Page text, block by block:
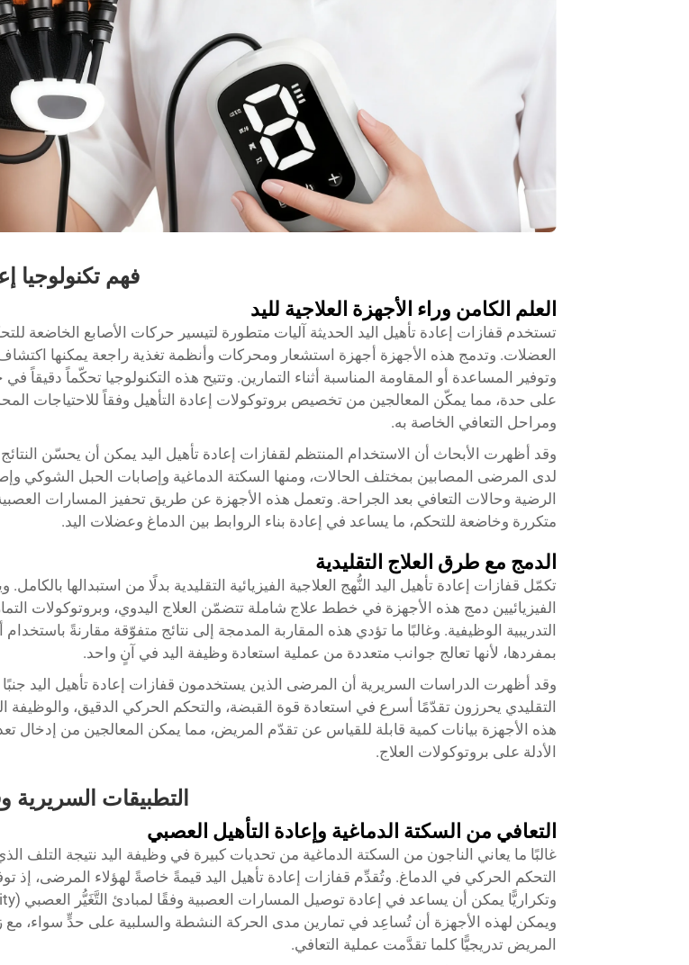
فهم تكنولوجيا
العلم الكامن وراء الأجهزة العلاجية لليد
تستخدم قفازات إعادة تأهيل اليد الحديثة آليات متطورة لتيسير حركات الأصابع الخاضعة
العضلات. وتدمج هذه الأجهزة أجهزة استشعار ومحركات وأنظمة تغذية راجعة يمكنها
وتوفير المساعدة أو المقاومة المناسبة أثناء التمارين. وتتيح هذه التكنولوجيا تحكّماً دقيقاً
على حدة، مما يمكّن المعالجين من تخصيص بروتوكولات إعادة التأهيل وفقاً للاحتياجات
ومراحل التعافي الخاصة به.
وقد أظهرت الأبحاث أن الاستخدام المنتظم لقفازات إعادة تأهيل اليد يمكن أن يحسّن
لدى المرضى المصابين بمختلف الحالات، ومنها السكتة الدماغية وإصابات الحبل الشوكي
الرضية وحالات التعافي بعد الجراحة. وتعمل هذه الأجهزة عن طريق تحفيز المسارات
متكررة وخاضعة للتحكم، ما يساعد في إعادة بناء الروابط بين الدماغ وعضلات اليد.
الدمج مع طرق العلاج التقليدية
تكمّل قفازات إعادة تأهيل اليد النُّهج العلاجية الفيزيائية التقليدية بدلًا من استبدالها
الفيزيائيين دمج هذه الأجهزة في خطط علاج شاملة تتضمّن العلاج اليدوي، وبروتوكولات
التدريبية الوظيفية. وغالبًا ما تؤدي هذه المقاربة المدمجة إلى نتائج متفوّقة مقارنةً
بمفردها، لأنها تعالج جوانب متعددة من عملية استعادة وظيفة اليد في آنٍ واحد.
وقد أظهرت الدراسات السريرية أن المرضى الذين يستخدمون قفازات إعادة تأهيل اليد
التقليدي يحرزون تقدّمًا أسرع في استعادة قوة القبضة، والتحكم الحركي الدقيق، والوظيفة
هذه الأجهزة بيانات كمية قابلة للقياس عن تقدّم المريض، مما يمكن المعالجين من إدخال
الأدلة على بروتوكولات العلاج.
التطبيقات السريرية
التعافي من السكتة الدماغية وإعادة التأهيل العصبي
غالبًا ما يعاني الناجون من السكتة الدماغية من تحديات كبيرة في وظيفة اليد نتيجة التلف
التحكم الحركي في الدماغ. وتُقدِّم قفازات إعادة تأهيل اليد قيمةً خاصةً لهؤلاء المرضى، إذ
ويمكن لهذه الأجهزة أن تُساعِد في تمارين مدى الحركة النشطة والسلبية على حدٍّ سواء، مع
المريض تدريجيًّا كلما تقدَّمت عملية التعافي.